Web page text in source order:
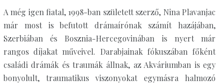
A még igen fiatal, 1998-ban született szerző, Nina Plavanjac
már most is befutott drámaírónak számít hazájában,
Szerbiában és Bosznia-Hercegovinában is nyert már
rangos díjakat műveivel. Darabjainak fókuszában főként
családi drámák és traumák állnak, az Akváriumban is egy
bonyolult, traumatikus viszonyokat egymásra halmozó